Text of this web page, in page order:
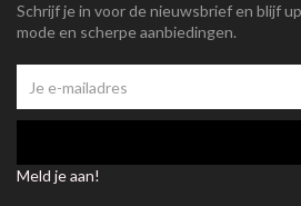
Schrijf je in voor de nieuwsbrief en blijf
mode en scherpe aanbiedingen.
Meld je aan!